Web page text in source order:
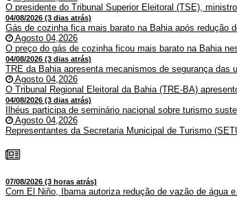
O presidente do Tribunal Superior Eleitoral (TSE),
04/08/2026 (3 dias atrás)
Gás de cozinha fica mais barato na Bahia após redução
Agosto 04,2026
O preço do gás de cozinha ficou mais barato na Bahia
04/08/2026 (3 dias atrás)
TRE da Bahia apresenta mecanismos de segurança das
Agosto 04,2026
O Tribunal Regional Eleitoral da Bahia (TRE-BA)
04/08/2026 (3 dias atrás)
Ilhéus participa de seminário nacional sobre turismo
Agosto 04,2026
Representantes da Secretaria Municipal de Turismo
07/08/2026 (3 horas atrás)
Com El Niño, Ibama autoriza redução de vazão de água